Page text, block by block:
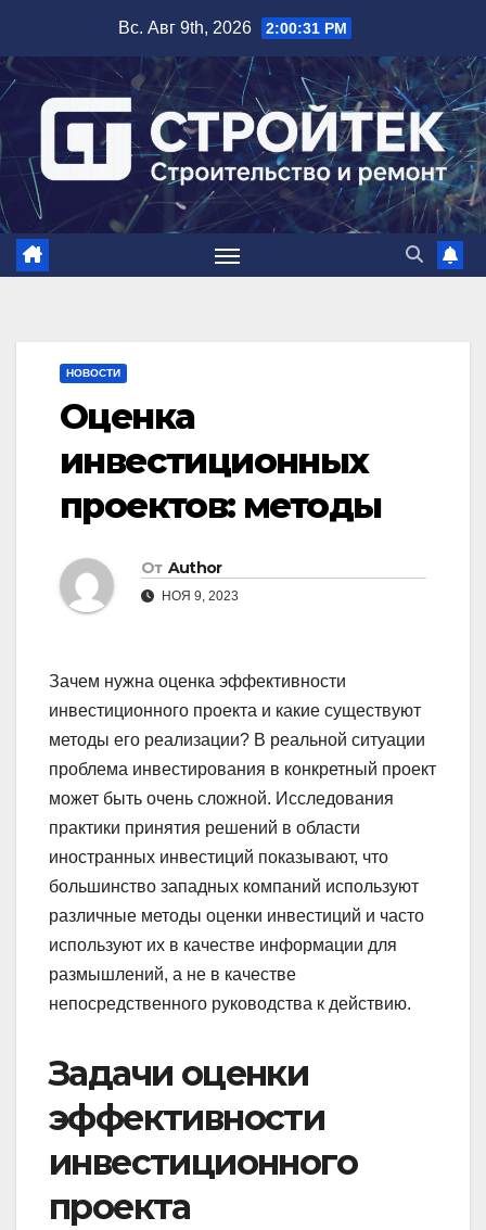
содержимому
Вс. Авг 9th, 2026 2:00:32 PM
НОВОСТИ
Оценка
инвестиционных
проектов: методы
От Author
НОЯ 9, 2023
Зачем нужна оценка эффективности
инвестиционного проекта и какие существуют
методы его реализации? В реальной ситуации
проблема инвестирования в конкретный проект
может быть очень сложной. Исследования
практики принятия решений в области
иностранных инвестиций показывают, что
большинство западных компаний используют
различные методы оценки инвестиций и часто
используют их в качестве информации для
размышлений, а не в качестве
непосредственного руководства к действию.
Задачи оценки
эффективности
инвестиционного
проекта